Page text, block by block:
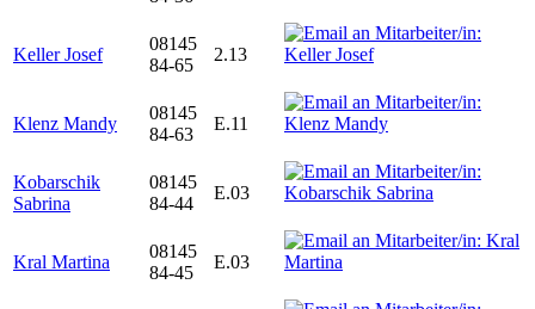
Keller Josef
08145
84-65
2.13
Klenz Mandy
08145
84-63
E.11
Kobarschik
Sabrina
08145
84-44
E.03
Kral Martina
08145
84-45
E.03